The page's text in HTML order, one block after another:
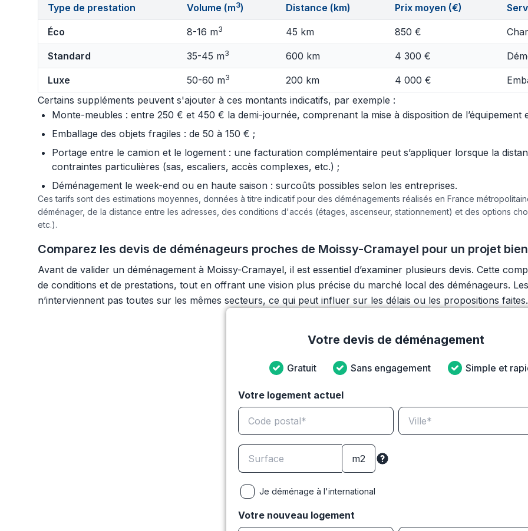
Type de prestation
Volume (m3) Distance (km) Prix moyen (€)
Éco 8-16 m3 45 km 850 €
Standard 35-45 m3 600 km 4 300 €
Luxe 50-60 m3 200 km 4 000 €
Certains suppléments peuvent s'ajouter à ces montants indicatifs, par exemple :
Monte-meubles : entre 250 € et 450 € la demi-journée, comprenant la mise à disposition de l’équipement
Emballage des objets fragiles : de 50 à 150 € ;
Portage entre le camion et le logement : une facturation complémentaire peut s’appliquer lorsque la
contraintes particulières (sas, escaliers, accès complexes, etc.) ;
Déménagement le week-end ou en haute saison : surcoûts possibles selon les entreprises.
Ces tarifs sont des estimations moyennes, données à titre indicatif pour des déménagements réalisés en France
déménager, de la distance entre les adresses, des conditions d'accés (étages, ascenseur, stationnement) et des options
etc.).
Comparez les devis de déménageurs proches de Moissy-Cramayel pour un projet
Avant de valider un déménagement à Moissy-Cramayel, il est essentiel d’examiner plusieurs devis. Cette
de conditions et de prestations, tout en offrant une vision plus précise du marché local des déménageurs.
n’interviennent pas toutes sur les mêmes secteurs, ce qui peut influer sur les délais ou les propositions faites.
Votre devis de déménagement
Gratuit Sans engagement Simple et
Votre logement actuel
Je déménage à l'international
Votre nouveau logement